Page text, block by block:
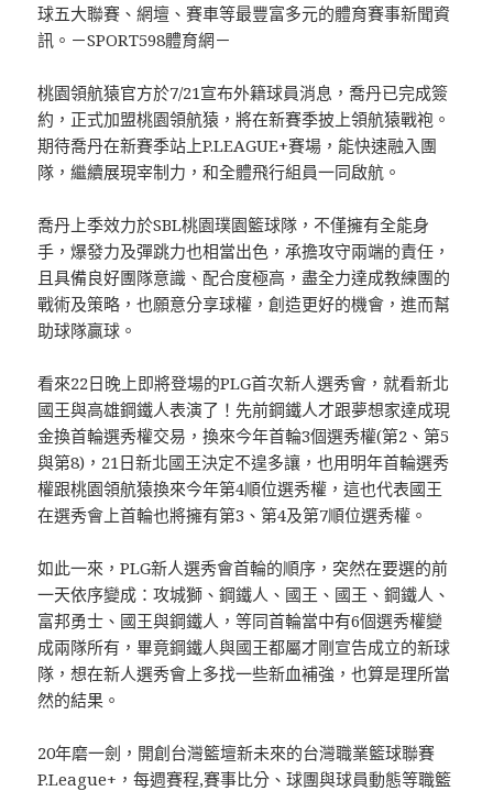
球五大聯賽、網壇、賽車等最豐富多元的體育賽事新聞資
訊。－SPORT598體育網－
桃園領航猿官方於7/21宣布外籍球員消息，喬丹已完成簽
約，正式加盟桃園領航猿，將在新賽季披上領航猿戰袍。
期待喬丹在新賽季站上P.LEAGUE+賽場，能快速融入團
隊，繼續展現宰制力，和全體飛行組員一同啟航。
喬丹上季效力於SBL桃園璞園籃球隊，不僅擁有全能身
手，爆發力及彈跳力也相當出色，承擔攻守兩端的責任，
且具備良好團隊意識、配合度極高，盡全力達成教練團的
戰術及策略，也願意分享球權，創造更好的機會，進而幫
助球隊贏球。
看來22日晚上即將登場的PLG首次新人選秀會，就看新北
國王與高雄鋼鐵人表演了！先前鋼鐵人才跟夢想家達成現
金換首輪選秀權交易，換來今年首輪3個選秀權(第2、第5
與第8)，21日新北國王決定不遑多讓，也用明年首輪選秀
權跟桃園領航猿換來今年第4順位選秀權，這也代表國王
在選秀會上首輪也將擁有第3、第4及第7順位選秀權。
如此一來，PLG新人選秀會首輪的順序，突然在要選的前
一天依序變成：攻城獅、鋼鐵人、國王、國王、鋼鐵人、
富邦勇士、國王與鋼鐵人，等同首輪當中有6個選秀權變
成兩隊所有，畢竟鋼鐵人與國王都屬才剛宣告成立的新球
隊，想在新人選秀會上多找一些新血補強，也算是理所當
然的結果。
20年磨一劍，開創台灣籃壇新未來的台灣職業籃球聯賽
P.League+，每週賽程,賽事比分、球團與球員動態等職籃